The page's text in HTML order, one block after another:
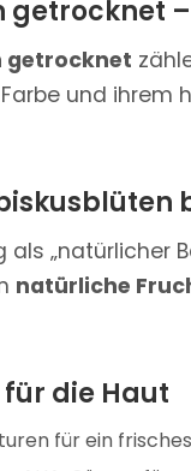
getrocknet
getrocknet
und
als „natürlicher
natürliche
die Haut
für ein